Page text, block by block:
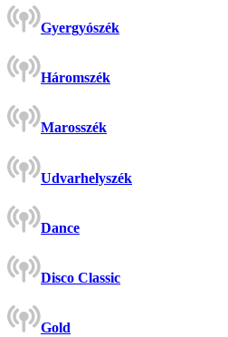
Gyergyószék
Háromszék
Marosszék
Udvarhelyszék
Dance
Disco Classic
Gold